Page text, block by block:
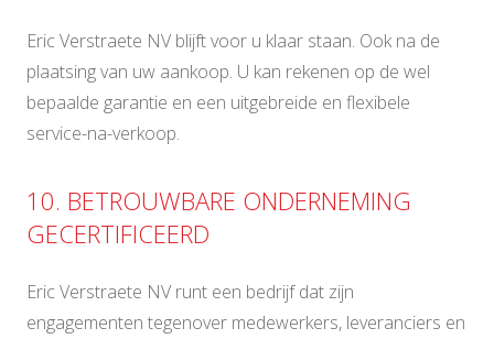
Eric Verstraete NV blijft voor u klaar staan. Ook na de
plaatsing van uw aankoop. U kan rekenen op de wel
bepaalde garantie en een uitgebreide en flexibele
service-na-verkoop.
10. BETROUWBARE ONDERNEMING
GECERTIFICEERD
Eric Verstraete NV runt een bedrijf dat zijn
engagementen tegenover medewerkers, leveranciers en